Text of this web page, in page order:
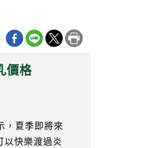
價格
，夏季即將來
以快樂渡過炎